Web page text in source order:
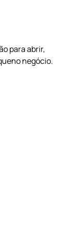
para abrir,
negócio.